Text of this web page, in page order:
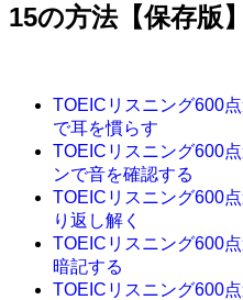
15の方法【保存版】
TOEICリスニング600
で耳を慣らす
TOEICリスニング600
ンで音を確認する
TOEICリスニング600
り返し解く
TOEICリスニング600
暗記する
TOEICリスニング600